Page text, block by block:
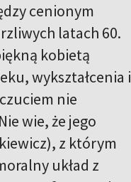
cenionym
latach 60.
kobietą
wykształcenia i
nie
wie, że jego
z którym
układ z